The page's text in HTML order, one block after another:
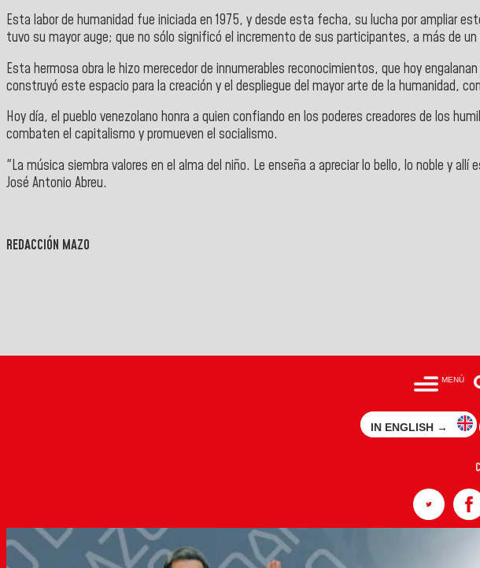
Esta labor de humanidad fue iniciada en 1975, y desde esta fecha, su lucha por ampliar
tuvo su mayor auge; que no sólo significó el incremento de sus participantes, a más de
Esta hermosa obra le hizo merecedor de innumerables reconocimientos, que hoy
construyó este espacio para la creación y el despliegue del mayor arte de la humanidad,
Hoy día, el pueblo venezolano honra a quien confiando en los poderes creadores de los
combaten el capitalismo y promueven el socialismo.
"La música siembra valores en el alma del niño. Le enseña a apreciar lo bello, lo noble y
José Antonio Abreu.
REDACCIÓN MAZO
MENÚ
IN ENGLISH →